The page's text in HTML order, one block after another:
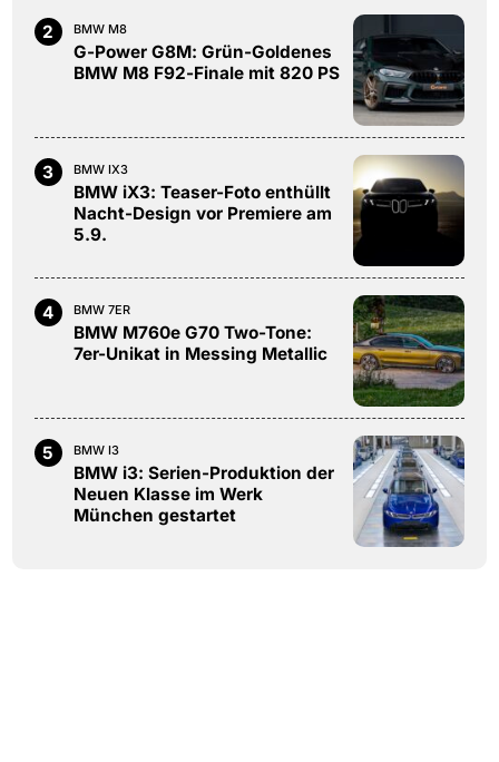
2 BMW M8
G-Power G8M: Grün-Goldenes
BMW M8 F92-Finale mit 820 PS
3 BMW IX3
BMW iX3: Teaser-Foto enthüllt
Nacht-Design vor Premiere am
5.9.
4 BMW 7ER
BMW M760e G70 Two-Tone:
7er-Unikat in Messing Metallic
5 BMW I3
BMW i3: Serien-Produktion der
Neuen Klasse im Werk
München gestartet